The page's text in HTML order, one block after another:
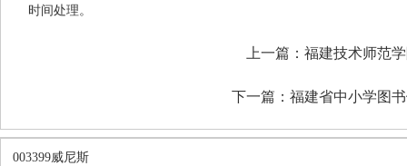
时间处理。
上一篇： 福建技术师范
下一篇： 福建省中小学图
003399威尼斯